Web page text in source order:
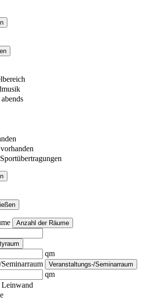
Anzahl der Räume
qm
Veranstaltungs-/Seminarraum
qm
Leinwand